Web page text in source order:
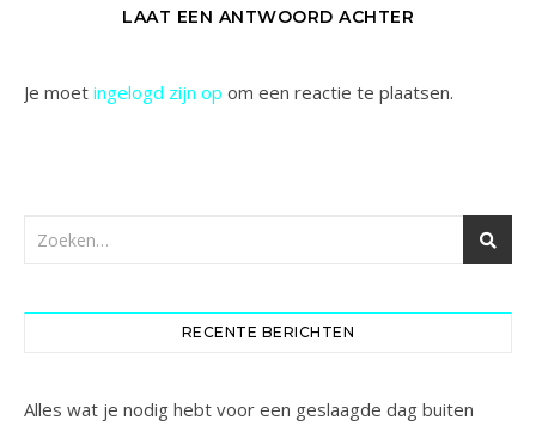
LAAT EEN ANTWOORD ACHTER
Je moet ingelogd zijn op om een reactie te plaatsen.
RECENTE BERICHTEN
Alles wat je nodig hebt voor een geslaagde dag buiten